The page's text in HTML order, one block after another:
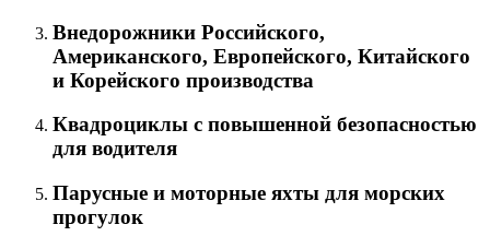
Внедорожники Российского,
Американского, Европейского, Китайского
и Корейского производства
Квадроциклы с повышенной безопасностью
для водителя
Парусные и моторные яхты для морских
прогулок